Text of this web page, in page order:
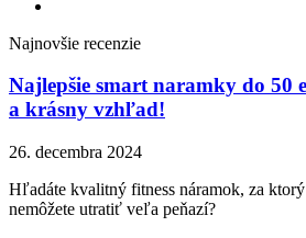
Najnovšie recenzie
Najlepšie smart naramky do 50
a krásny vzhľad!
26. decembra 2024
Hľadáte kvalitný fitness náramok, za ktorý
nemôžete utratiť veľa peňazí?